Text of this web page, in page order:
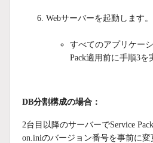
Webサーバーを起動します。
すべてのアプリケー
Pack適用前に手順3を
DB分割構成の場合：
2台目以降のサーバーでService
on.iniのバージョン番号を事前に